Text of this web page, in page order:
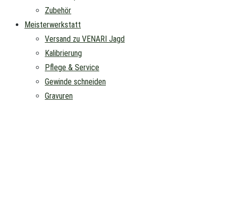
Zubehör
Meisterwerkstatt
Versand zu VENARI Jagd
Kalibrierung
Pflege & Service
Gewinde schneiden
Gravuren